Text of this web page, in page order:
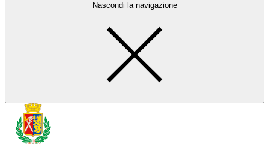
Nascondi la navigazione